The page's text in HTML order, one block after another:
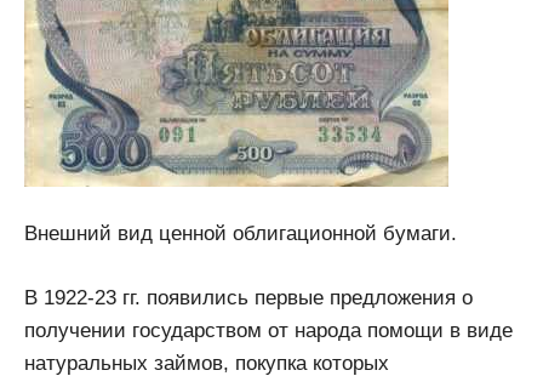
Внешний вид ценной облигационной бумаги.
В 1922-23 гг. появились первые предложения о
получении государством от народа помощи в виде
натуральных займов, покупка которых